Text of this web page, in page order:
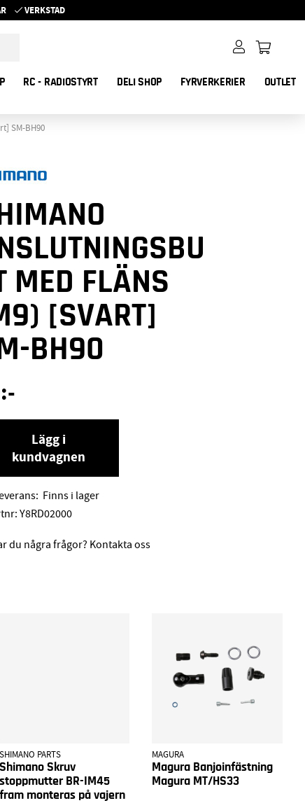
VERKSTAD
RC - RADIOSTYRT DELI SHOP FYRVERKERIER
OUTLET
SM-BH90
MED FLÄNS
[SVART]
BH90
:-
Lägg i
kundvagnen
Finns i lager
Y8RD02000
du några frågor? Kontakta oss
SHIMANO PARTS
Shimano Skruv
stoppmutter BR-IM45
fram monteras på vajern
MAGURA
Magura Banjoinfästning
Magura MT/HS33